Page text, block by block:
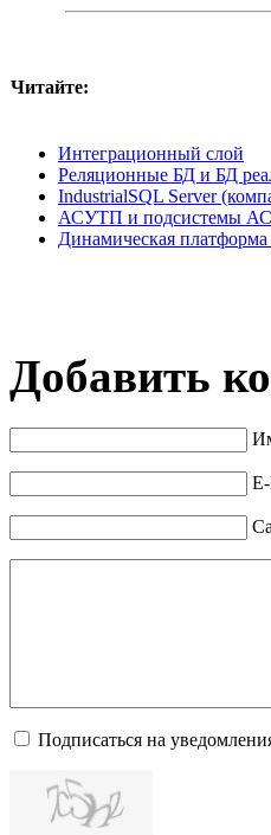
Читайте:
Интеграционный слой
Реляционные БД и БД
IndustrialSQL Server
АСУТП и подсистемы
Динамическая
Добавить
Подписаться на